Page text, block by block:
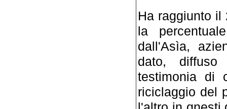
Ha raggiunto il
la
dall'Asìa,
dato, diffuso
testimonia di
riciclaggio del